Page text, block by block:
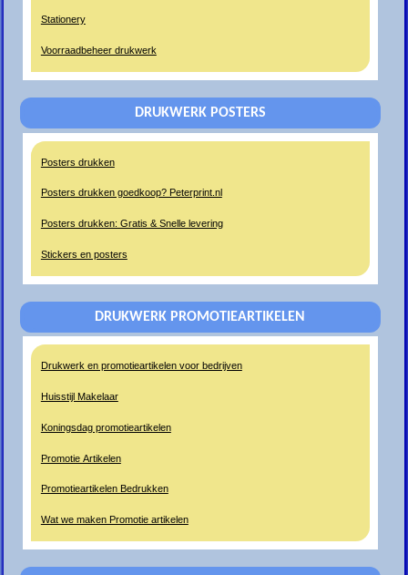
Stationery
Voorraadbeheer drukwerk
DRUKWERK POSTERS
Posters drukken
Posters drukken goedkoop? Peterprint.nl
Posters drukken: Gratis & Snelle levering
Stickers en posters
DRUKWERK PROMOTIEARTIKELEN
Drukwerk en promotieartikelen voor bedrijven
Huisstijl Makelaar
Koningsdag promotieartikelen
Promotie Artikelen
Promotieartikelen Bedrukken
Wat we maken Promotie artikelen